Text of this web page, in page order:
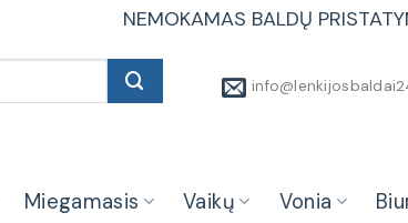
NEMOKAMAS BALDŲ
Miegamasis Vaikų Vonia